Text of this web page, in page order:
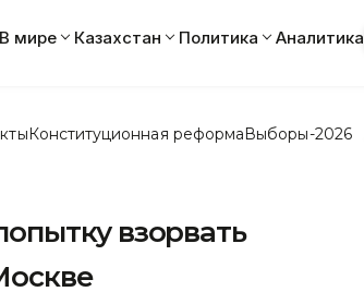
В мире Казахстан Политика Аналитика
Конституционная реформаВыборы-2026
взорвать